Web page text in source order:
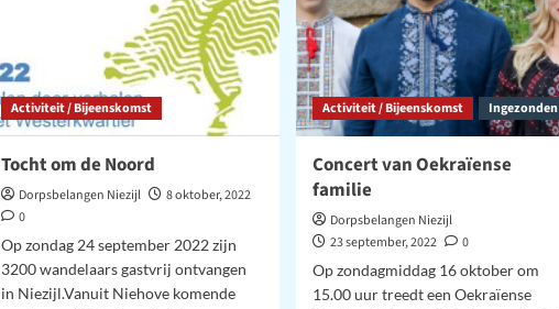
Activiteit / Bijeenskomst
Tocht om de Noord
Dorpsbelangen Niezijl
8 oktober, 2022
0
Op zondag 24 september 2022 zijn
3200 wandelaars gastvrij ontvangen
in Niezijl.Vanuit Niehove komende
Activiteit / Bijeenskomst Ingezonden
Concert van Oekraïense
familie
Dorpsbelangen Niezijl
23 september, 2022
0
Op zondagmiddag 16 oktober om
15.00 uur treedt een Oekraïense